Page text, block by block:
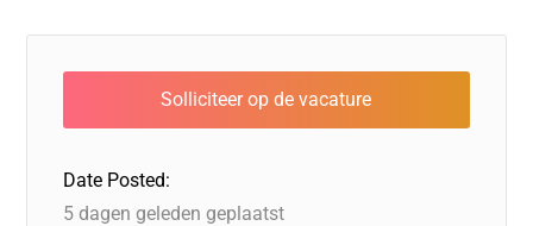
e
b
o
o
k
er e
dI
n
o
d
o
a
d
s
s
A
p
l
Date Posted:
5 dagen geleden geplaatst